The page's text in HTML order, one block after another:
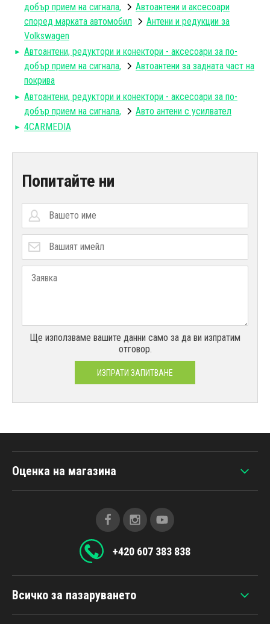
добър прием на сигнала,
Автоантени и аксесоари
според марката автомобил
Антени и редукции за
Volkswagen
Автоантени, редуктори и конектори - аксесоари за по-
добър прием на сигнала,
Автоантени за задната част на
покрива
Автоантени, редуктори и конектори - аксесоари за по-
добър прием на сигнала,
Авто антени с усилвател
4CARMEDIA
Попитайте ни
Ще използваме вашите данни само за да ви изпратим
отговор.
ИЗПРАТИ ЗАПИТВАНЕ
Всичко за пазаруването
Оценка на магазина
+420 607 383 838